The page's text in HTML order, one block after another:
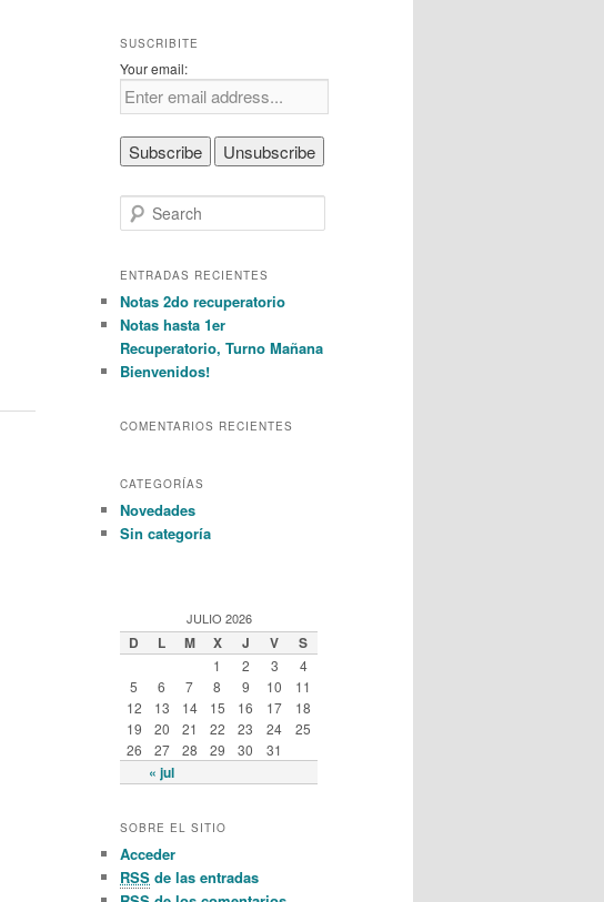
SUSCRIBITE
Your email:
e
r
h
ENTRADAS RECIENTES
Notas 2do recuperatorio
Notas hasta 1er
Recuperatorio, Turno Mañana
Bienvenidos!
COMENTARIOS RECIENTES
CATEGORÍAS
Novedades
Sin categoría
JULIO 2026
D L M X J V S
« jul
1 2 3
4
5
6 7 8 9 10
11
12
13 14 15 16 17
18
19
20 21 22 23 24
25
26
27 28 29 30 31
SOBRE EL SITIO
Acceder
RSS de las entradas